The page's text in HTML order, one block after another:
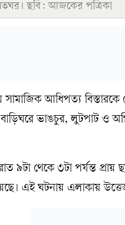
ছবি: আজকের পত্রিকা
আধিপত্য বিস্তারকে
ভাঙচুর, লুটপাট ও
৯টা থেকে ৩টা পর্যন্ত প্রায়
এই ঘটনায় এলাকায়